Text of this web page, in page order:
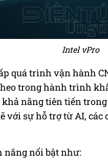
Intel vPro
quá trình vận hành
trong hành trình
năng tiên tiến
với sự hỗ trợ từ AI,
năng nổi bật như: